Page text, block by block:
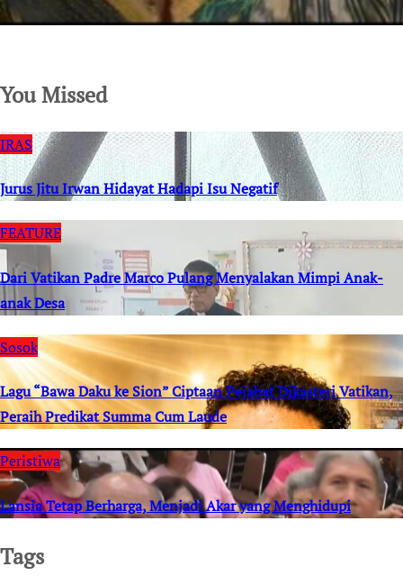
You Missed
IRAS
Jurus Jitu Irwan Hidayat Hadapi Isu Negatif
FEATURE
Dari Vatikan Padre Marco Pulang Menyalakan Mimpi Anak-
anak Desa
Sosok
Lagu “Bawa Daku ke Sion” Ciptaan Pejabat Dikasteri Vatikan,
Peraih Predikat Summa Cum Laude
Peristiwa
Lansia Tetap Berharga, Menjadi Akar yang Menghidupi
Tags